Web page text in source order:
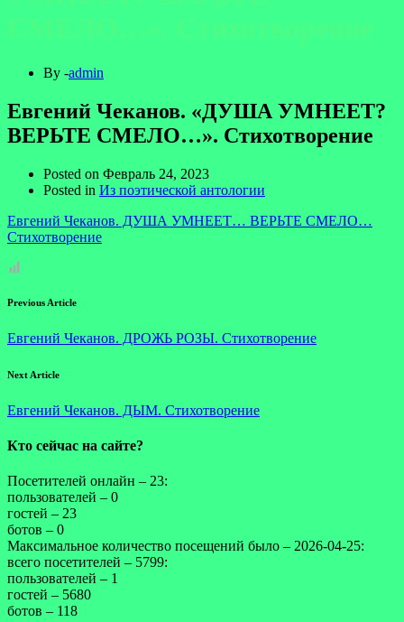
By -admin
Евгений Чеканов. «ДУША УМНЕЕТ?
ВЕРЬТЕ СМЕЛО…». Стихотворение
Posted on Февраль 24, 2023
Posted in Из поэтической антологии
Евгений Чеканов. ДУША УМНЕЕТ… ВЕРЬТЕ СМЕЛО…
Стихотворение
Previous Article
Евгений Чеканов. ДРОЖЬ РОЗЫ. Стихотворение
Next Article
Евгений Чеканов. ДЫМ. Стихотворение
Кто сейчас на сайте?
Посетителей онлайн – 23:
пользователей – 0
гостей – 23
ботов – 0
Максимальное количество посещений было – 2026-04-25:
всего посетителей – 5799:
пользователей – 1
гостей – 5680
ботов – 118